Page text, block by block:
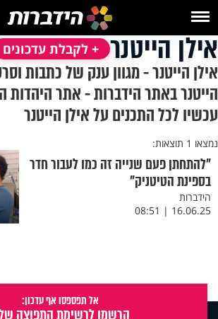
אילן הייטנר + לקבלת עדכונים
אילן הייטנר - מגוון ענק של כתבות
הייטנר באתר הידברות - אתר היהדות
עכשיו לכל התכנים על אילן הייטנר
נמצאו 1 תוצאות:
"להתחתן פעם שנייה זה כמו לעבור חדר
בספינת הטיטניק"
הידברות
16.06.25 | 08:51
אל תפספסו אף עדכון: